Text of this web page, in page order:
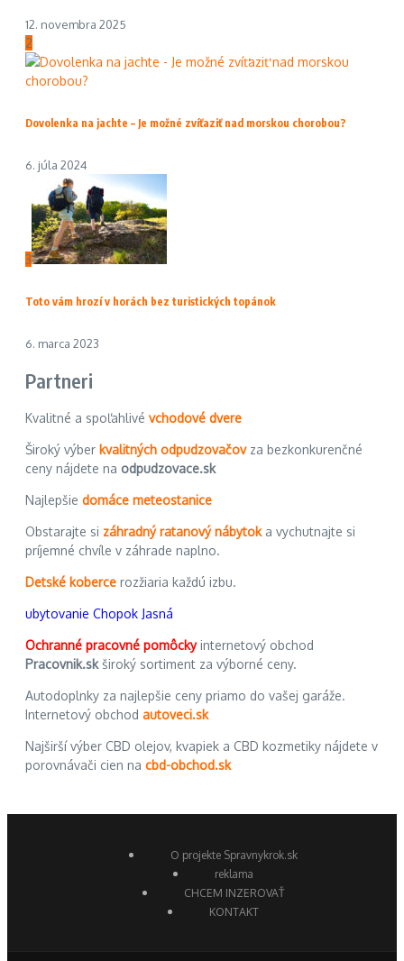
12. novembra 2025
2
Dovolenka na jachte – Je možné zvíťaziť nad morskou chorobou?
6. júla 2024
3
Toto vám hrozí v horách bez turistických topánok
6. marca 2023
Partneri
Kvalitné a spoľahlivé vchodové dvere
Široký výber kvalitných odpudzovačovza bezkonkurenčné
ceny nájdete na odpudzovace.sk
Najlepšie domáce meteostanice
Obstarajte si záhradný ratanový nábytoka vychutnajte si
príjemné chvíle v záhrade naplno.
Detské koberce rozžiaria každú izbu.
ubytovanie Chopok Jasná
Ochranné pracovné pomôckyinternetový obchod
Pracovnik.skširoký sortiment za výborné ceny.
Autodoplnky za najlepšie ceny priamo do vašej garáže.
Internetový obchod autoveci.sk
Najširší výber CBD olejov, kvapiek a CBD kozmetiky nájdete v
porovnávači cien na cbd-obchod.sk
O projekte Spravnykrok.sk
reklama
CHCEM INZEROVAŤ
KONTAKT